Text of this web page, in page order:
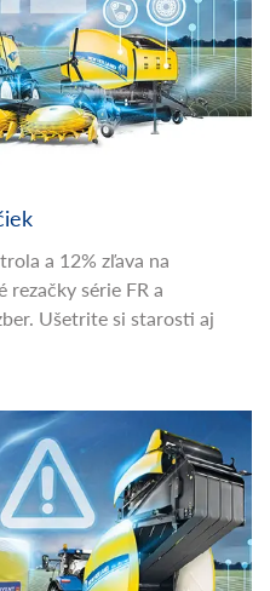
a 12% zľava na
rezačky série FR a
Ušetrite si starosti aj